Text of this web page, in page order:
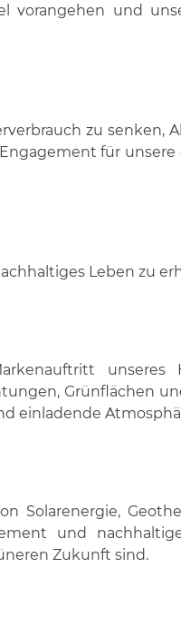
und
zu senken,
für
Leben zu
unseres
Grünflächen
einladende
Solarenergie,
und
Zukunft sind.